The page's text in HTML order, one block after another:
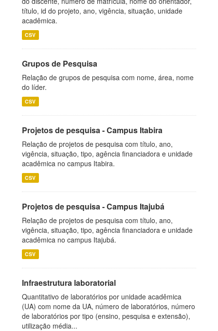
título, id do projeto, ano, vigência, situação, unidade
acadêmica.
CSV
Grupos de Pesquisa
Relação de grupos de pesquisa com nome, área, nome
do líder.
CSV
Projetos de pesquisa - Campus Itabira
Relação de projetos de pesquisa com título, ano,
vigência, situação, tipo, agência financiadora e unidade
acadêmica no campus Itabira.
CSV
Projetos de pesquisa - Campus Itajubá
Relação de projetos de pesquisa com título, ano,
vigência, situação, tipo, agência financiadora e unidade
acadêmica no campus Itajubá.
CSV
Infraestrutura laboratorial
Quantitativo de laboratórios por unidade acadêmica
(UA) com nome da UA, número de laboratórios, número
de laboratórios por tipo (ensino, pesquisa e extensão),
utilização média...